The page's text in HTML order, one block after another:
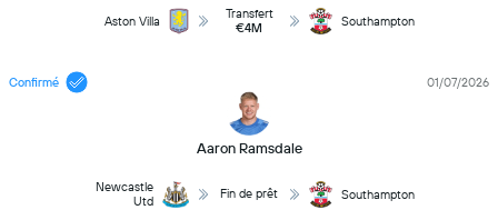
Aston Villa
Transfert
€4M
Southampton
Confirmé
Aaron Ramsdale
01/07/2026
Newcastle
Utd
Fin de prêt Southampton